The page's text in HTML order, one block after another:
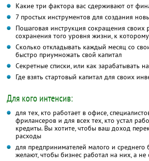
Какие три фактора вас сдерживают от
7 простых инструментов для создания
Пошаговая инструкция сокращения своих
сохранения того уровня жизни, к
Сколько откладывать каждый месяц со
быстро приумножать свой капитал
Секретные списки, или как зарабатывать
Где взять стартовый капитал для своих
Для кого интенсив:
для тех, кто работает в офисе,
фрилансеров и для всех тех, кто устал
кредиты. Вы хотите, чтобы ваш доход
расходы
для предпринимателей малого и среднего
желают, чтобы бизнес работал на них, а